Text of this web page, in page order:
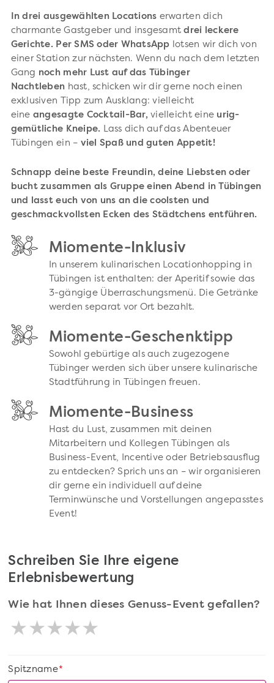
In drei ausgewählten Locations erwarten dich
charmante Gastgeber und insgesamtdrei leckere
Gerichte. Per SMS oder WhatsApp lotsen wir dich von
einer Station zur nächsten. Wenn du nach dem letzten
Gang noch mehr Lust auf das Tübinger
Nachtleben hast, schicken wir dir gerne noch einen
exklusiven Tipp zum Ausklang: vielleicht
eine angesagte Cocktail-Bar, vielleicht eine urig-
gemütliche Kneipe. Lass dich auf das Abenteuer
Tübingen ein – viel Spaß und guten Appetit!
Schnapp deine beste Freundin, deine Liebsten oder
bucht zusammen als Gruppe einen Abend in Tübingen
und lasst euch von uns an die coolsten und
geschmackvollsten Ecken des Städtchens entführen.
Miomente-Inklusiv
In unserem kulinarischen Locationhopping in
Tübingen ist enthalten: der Aperitif sowie das
3-gängige Überraschungsmenü. Die Getränke
werden separat vor Ort bezahlt.
Miomente-Geschenktipp
Sowohl gebürtige als auch zugezogene
Tübinger werden sich über unsere kulinarische
Stadtführung in Tübingen freuen.
Miomente-Business
Hast du Lust, zusammen mit deinen
Mitarbeitern und Kollegen Tübingen als
Business-Event, Incentive oder Betriebsausflug
zu entdecken? Sprich uns an – wir organisieren
dir gerne ein individuell auf deine
Terminwünsche und Vorstellungen angepasstes
Event!
Schreiben Sie Ihre eigene
Erlebnisbewertung
Wie hat Ihnen dieses Genuss-Event gefallen?
*
Spitzname